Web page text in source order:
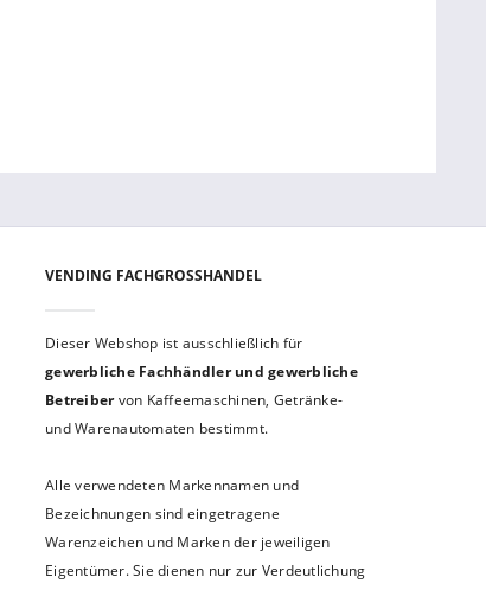
VENDING FACHGROSSHANDEL
Dieser Webshop ist aus­schließ­lich für
gewerbliche Fach­händler und gewerb­liche
Betreibervon Kaffeemaschinen, Getränke-
und Warenautomaten bestimmt.
Alle verwendeten Markennamen und
Bezeichnungen sind eingetragene
Warenzeichen und Marken der jeweiligen
Eigentümer. Sie dienen nur zur Verdeutlichung